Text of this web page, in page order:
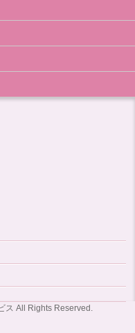
ス All Rights Reserved.